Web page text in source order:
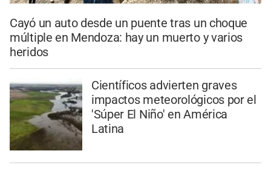
Cayó un auto desde un puente tras un choque
múltiple en Mendoza: hay un muerto y varios
heridos
Científicos advierten graves
impactos meteorológicos por el
'Súper El Niño' en América
Latina